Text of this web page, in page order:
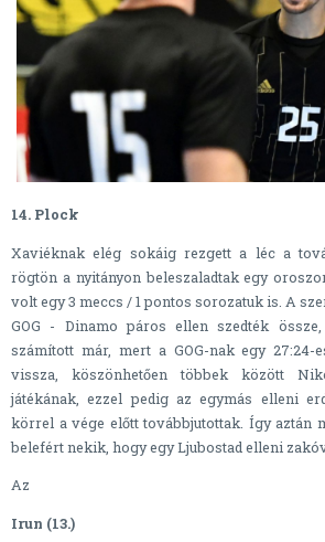
14. Plock
Xaviéknak elég sokáig rezgett a léc a
rögtön a nyitányon beleszaladtak egy
volt egy 3 meccs / 1 pontos sorozatuk is. A
GOG - Dinamo páros ellen szedték
számított már, mert a GOG-nak egy 27:24-
vissza, köszönhetően többek között
játékának, ezzel pedig az egymás elleni
körrel a vége előtt továbbjutottak. Így aztán
belefért nekik, hogy egy Ljubostad elleni
Az
Irun (13.)